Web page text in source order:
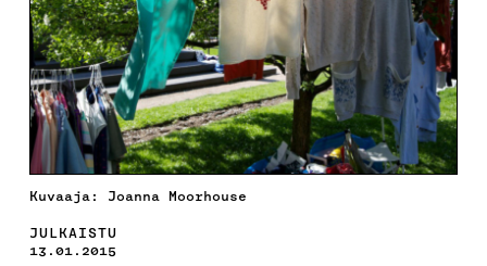
Kuvaaja: Joanna Moorhouse
JULKAISTU
13.01.2015